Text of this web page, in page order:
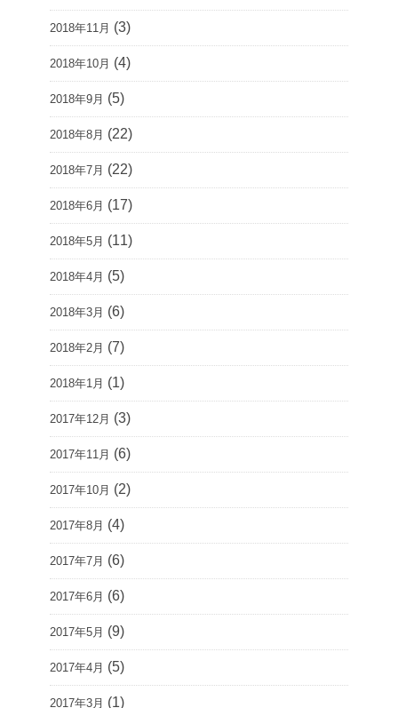
2018年11月 (3)
2018年10月 (4)
2018年9月 (5)
2018年8月 (22)
2018年7月 (22)
2018年6月 (17)
2018年5月 (11)
2018年4月 (5)
2018年3月 (6)
2018年2月 (7)
2018年1月 (1)
2017年12月 (3)
2017年11月 (6)
2017年10月 (2)
2017年8月 (4)
2017年7月 (6)
2017年6月 (6)
2017年5月 (9)
2017年4月 (5)
2017年3月 (1)